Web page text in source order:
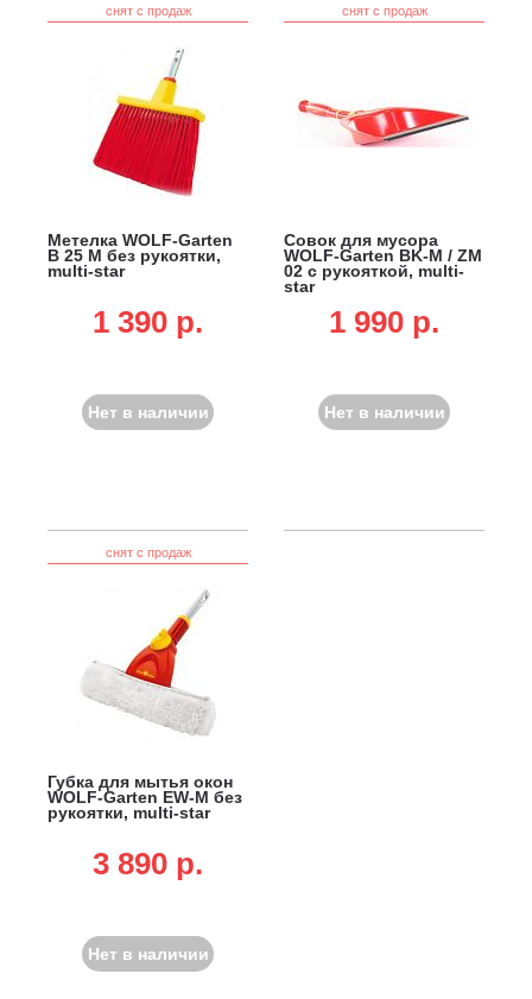
снят с продаж
Метелка WOLF-Garten
B 25 M без рукоятки,
multi-star
1 390 p.
Нет в наличии
снят с продаж
Совок для мусора
WOLF-Garten BK-M / ZM
02 с рукояткой, multi-
star
1 990 p.
Нет в наличии
снят с продаж
Губка для мытья окон
WOLF-Garten EW-M без
рукоятки, multi-star
3 890 p.
Нет в наличии